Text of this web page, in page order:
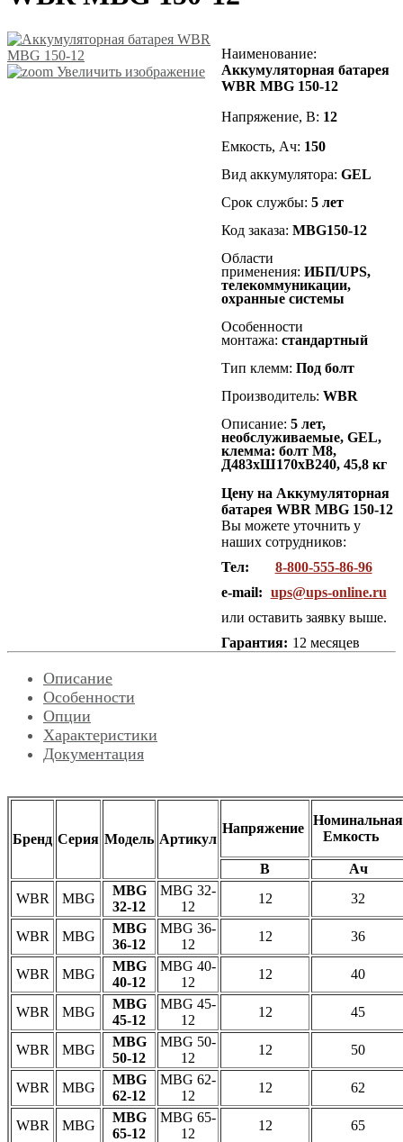
Увеличить изображение
Наименование:
Аккумуляторная батарея
WBR MBG 150-12
Напряжение, В: 12
Емкость, Ач: 150
Вид аккумулятора: GEL
Срок службы: 5лет
Код заказа: MBG150-12
Области
применения: ИБП/UPS,
телекоммуникации,
охранные системы
Особенности
монтажа: стандартный
Тип клемм: Под болт
Производитель: WBR
Описание: 5 лет,
необслуживаемые, GEL,
клемма: болт М8,
Д483хШ170хВ240, 45,8 кг
Цену на Аккумуляторная
батарея WBR MBG 150-12
Вы можете уточнить у
наших сотрудников:
Тел:
8-800-555-86-96
e-mail: ups@ups-online.ru
или оставить заявку выше.
Гарантия: 12 месяцев
Описание
Особенности
Опции
Характеристики
Документация
Бренд Серия Модель Артикул
Напряжение
Номинальная
Емкость
В
Ач
WBR
MBG
MBG
32-12
MBG 32-
12
12 32
WBR MBG
MBG
36-12
MBG 36-
12
12 36
WBR MBG
MBG
40-12
MBG 40-
12
12 40
WBR MBG
MBG
45-12
MBG 45-
12
12 45
WBR MBG
MBG
50-12
MBG 50-
12
12 50
WBR MBG
MBG
62-12
MBG 62-
12
12 62
WBR MBG
MBG
65-12
MBG 65-
12
12 65